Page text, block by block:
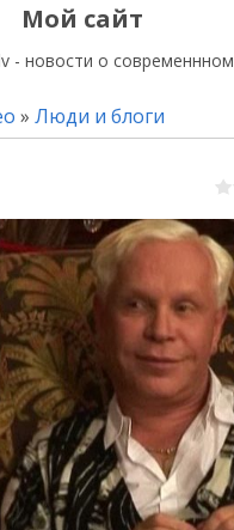
Мой сайт
- новости о современнном
» Люди и блоги